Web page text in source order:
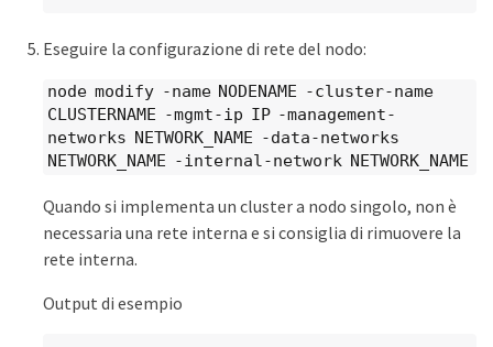
Eseguire la configurazione di rete del nodo:
node modify -name NODENAME -cluster-name
CLUSTERNAME -mgmt-ip IP -management-
networks NETWORK_NAME -data-networks
NETWORK_NAME -internal-network NETWORK_NAME
Quando si implementa un cluster a nodo singolo, non è
necessaria una rete interna e si consiglia di rimuovere la
rete interna.
Output di esempio